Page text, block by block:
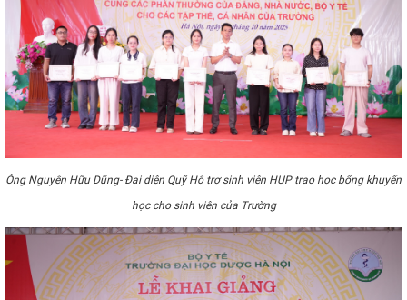
Ông Nguyễn Hữu Dũng- Đại diện Quỹ Hỗ trợ sinh viên HUP trao học bổng khuyến
học cho sinh viên của Trường